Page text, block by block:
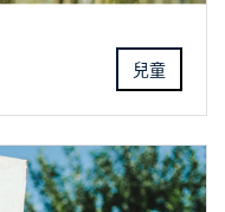
兒童